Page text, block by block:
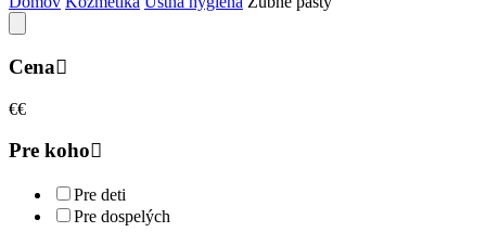
Cena
€€
Pre koho
Pre deti
Pre dospelých